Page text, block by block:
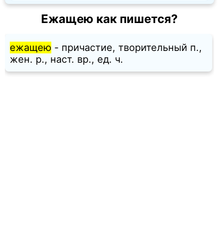
Ежащею как пишется?
ежащею - причастие, творительный п.,
жен. p., наст. вр., ед. ч.